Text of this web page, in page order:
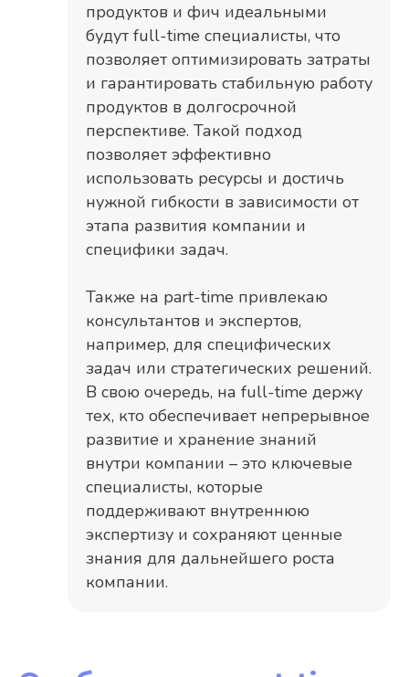
продуктов и фич идеальными
будут full-time специалисты, что
позволяет оптимизировать затраты
и гарантировать стабильную работу
продуктов в долгосрочной
перспективе. Такой подход
позволяет эффективно
использовать ресурсы и достичь
нужной гибкости в зависимости от
этапа развития компании и
специфики задач.
Также на part-time привлекаю
консультантов и экспертов,
например, для специфических
задач или стратегических решений.
В свою очередь, на full-time держу
тех, кто обеспечивает непрерывное
развитие и хранение знаний
внутри компании – это ключевые
специалисты, которые
поддерживают внутреннюю
экспертизу и сохраняют ценные
знания для дальнейшего роста
компании.